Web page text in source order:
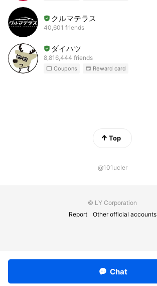
クルマテラス
40,601 friends
ダイハツ
8,816,444 friends
Coupons Reward card
Top
@101ucler
© LY Corporation
Report
Other official accounts
Chat